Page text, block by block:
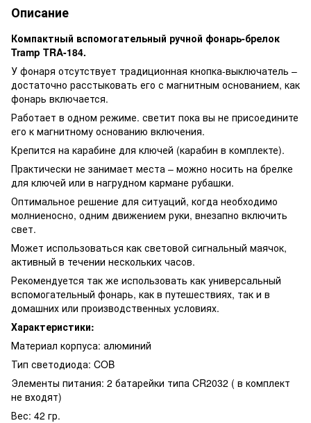
Описание
Компактный вспомогательный ручной фонарь-брелок
Tramp TRA-184.
У фонаря отсутствует традиционная кнопка-выключатель –
достаточно расстыковать его с магнитным основанием, как
фонарь включается.
Работает в одном режиме. светит пока вы не присоедините
его к магнитному основанию включения.
Крепится на карабине для ключей (карабин в комплекте).
Практически не занимает места – можно носить на брелке
для ключей или в нагрудном кармане рубашки.
Оптимальное решение для ситуаций, когда необходимо
молниеносно, одним движением руки, внезапно включить
свет.
Может использоваться как световой сигнальный маячок,
активный в течении нескольких часов.
Рекомендуется так же использовать как универсальный
вспомогательный фонарь, как в путешествиях, так и в
домашних или производственных условиях.
Характеристики:
Материал корпуса: алюминий
Тип светодиода: COB
Элементы питания: 2 батарейки типа CR2032 ( в комплект
не входят)
Вес: 42 гр.